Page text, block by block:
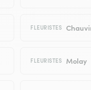
FLEURISTES
FLEURISTES Molay